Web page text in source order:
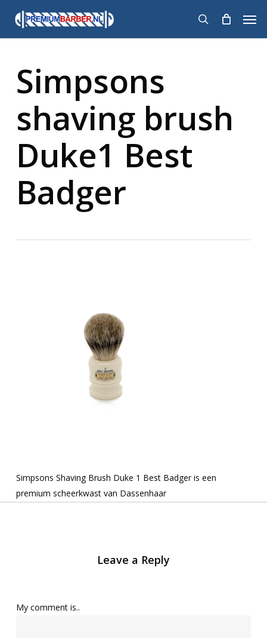
main
search
Simpsons
shaving brush
Duke1 Best
Badger
Simpsons Shaving Brush Duke 1 Best Badger is een
premium scheerkwast van Dassenhaar
Leave a Reply
My comment is..